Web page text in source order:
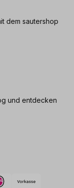
dem sautershop
und entdecken